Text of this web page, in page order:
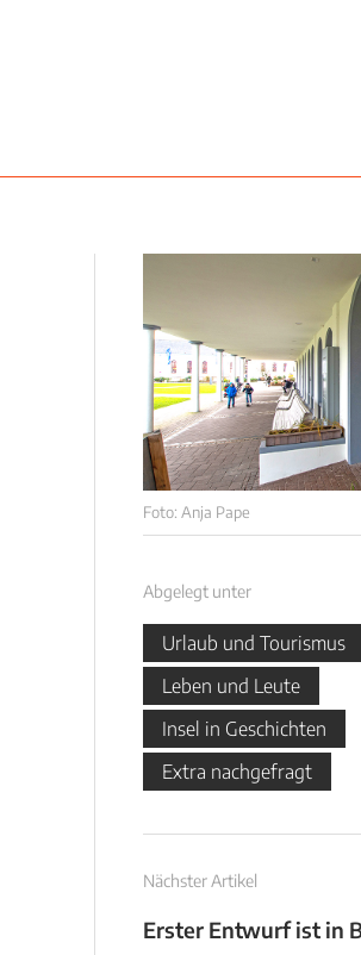
Foto: Anja Pape
Abgelegt unter
Urlaub und Tourismus
Leben und Leute
Insel in Geschichten
Extra nachgefragt
Nächster Artikel
Erster Entwurf ist in